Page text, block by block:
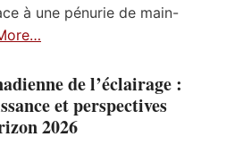
à une pénurie de main-
de l’éclairage :
et perspectives
2026